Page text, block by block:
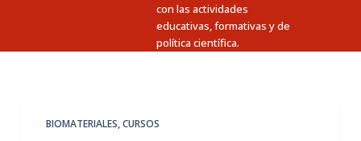
n
con las actividades
educativas, formativas y de
política científica.
BIOMATERIALES,CURSOS